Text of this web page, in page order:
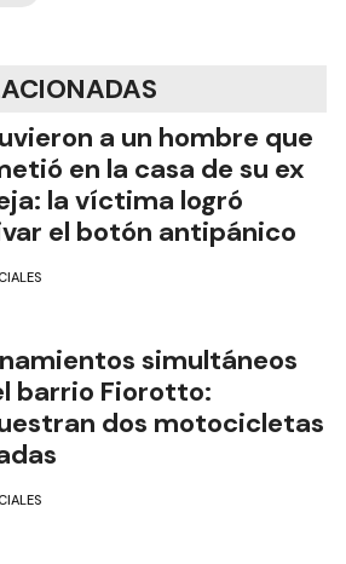
a un hombre que
en la casa de su ex
la víctima logró
el botón antipánico
simultáneos
barrio Fiorotto:
dos motocicletas